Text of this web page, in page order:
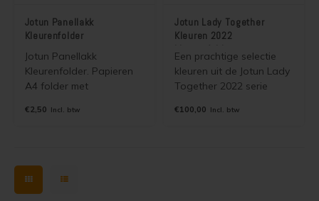
Jotun Panellakk
Kleurenfolder
Jotun Panellakk
Kleurenfolder. Papieren
A4 folder met
Jotun Panellakk Kleuren.
€2,50 Incl. btw
Jotun Lady Together
Kleuren 2022
Een prachtige selectie
kleuren uit de Jotun Lady
Together 2022 serie
kleurenfolder. De kleuren
€100,00 Incl. btw